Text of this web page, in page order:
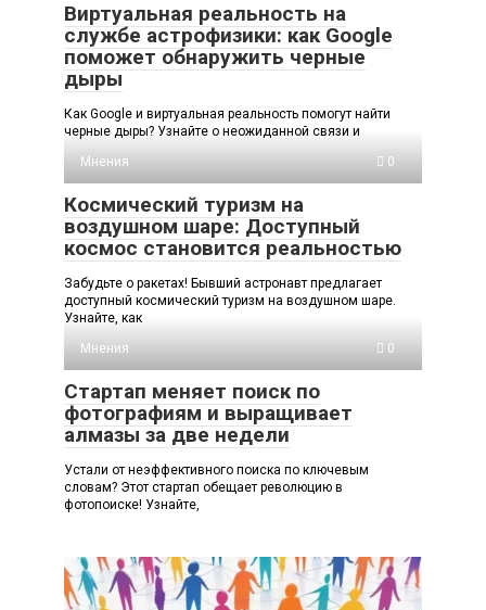
Виртуальная реальность на
службе астрофизики: как Google
поможет обнаружить черные
дыры
Как Google и виртуальная реальность помогут найти
черные дыры? Узнайте о неожиданной связи и
Мнения
0
Космический туризм на
воздушном шаре: Доступный
космос становится реальностью
Забудьте о ракетах! Бывший астронавт предлагает
доступный космический туризм на воздушном шаре.
Узнайте, как
Мнения
0
Стартап меняет поиск по
фотографиям и выращивает
алмазы за две недели
Устали от неэффективного поиска по ключевым
словам? Этот стартап обещает революцию в
фотопоиске! Узнайте,